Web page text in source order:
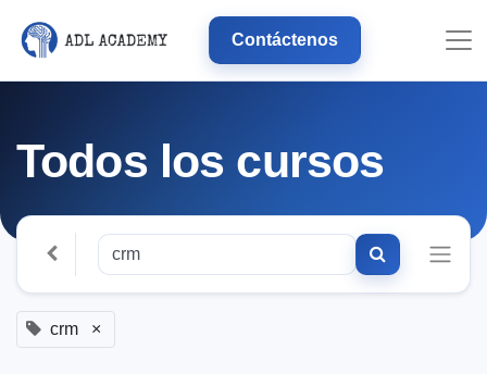
Contáctenos
Todos los cursos
crm ×